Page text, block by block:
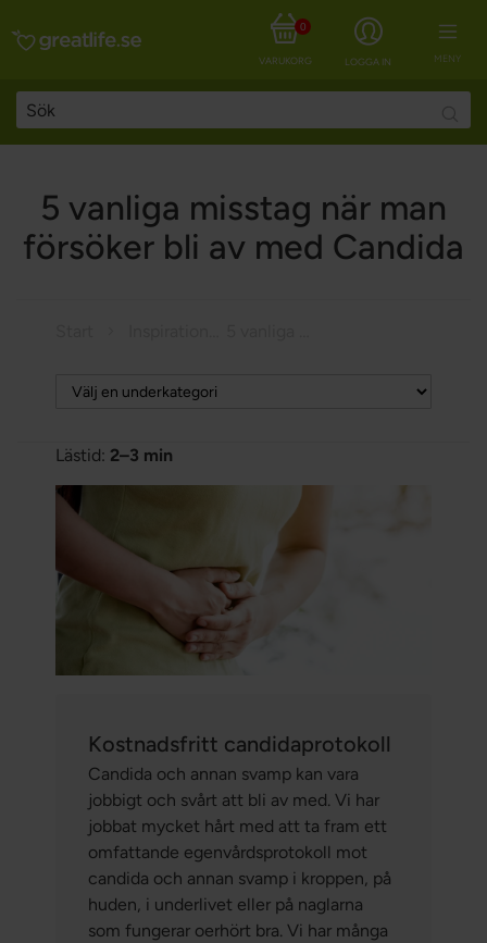
MENY
LOGGA IN
VARUKORG
0
5 vanliga misstag när man
försöker bli av med Candida
Lästid: 2–3 min
Kostnadsfritt candidaprotokoll
Candida och annan svamp kan vara
jobbigt och svårt att bli av med. Vi har
jobbat mycket hårt med att ta fram ett
omfattande egenvårdsprotokoll mot
candida och annan svamp i kroppen, på
huden, i underlivet eller på naglarna
som fungerar oerhört bra. Vi har många